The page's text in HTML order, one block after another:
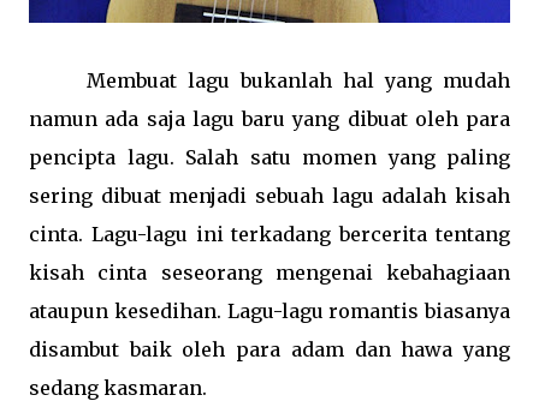
Membuat lagu bukanlah hal yang mudah
namun ada saja lagu baru yang dibuat oleh para
pencipta lagu. Salah satu momen yang paling
sering dibuat menjadi sebuah lagu adalah kisah
cinta. Lagu-lagu ini terkadang bercerita tentang
kisah cinta seseorang mengenai kebahagiaan
ataupun kesedihan. Lagu-lagu romantis biasanya
disambut baik oleh para adam dan hawa yang
sedang kasmaran.